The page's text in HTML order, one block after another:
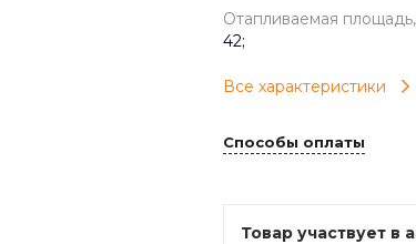
Отапливаемая
42;
Все характеристики
Способы оплаты
Товар участвует в